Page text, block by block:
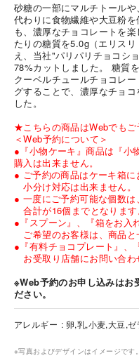
砂糖の一部にマルチトール
代わりに食物繊維や大豆粉
も、濃厚なチョコレートを
たりの糖質を5.0g（エリス
え、当社"パリパリチョコシ
78%カットしました。 糖質
クーベルチュールチョコレ
グすることで、濃厚なチョ
した。
★こちらの商品はWebでも
＜Web予約について＞
●『小物ケーキ』商品は『小
購入は出来ません。
● ご予約の商品はケーキ箱に
小分け対応は出来ません。
● 一度にご予約可能な個数
合計が16個までとなります
●『スプーン』、『箱をお入
ご希望のお客様は、商品と
●『有料チョコプレート』、
お受取り店舗にお問い合わ
※Web予約のお申し込みはお
ださい。
アレルギー 卵,乳,小麦,大豆,ゼ
※写真およびデザインはイメージです。